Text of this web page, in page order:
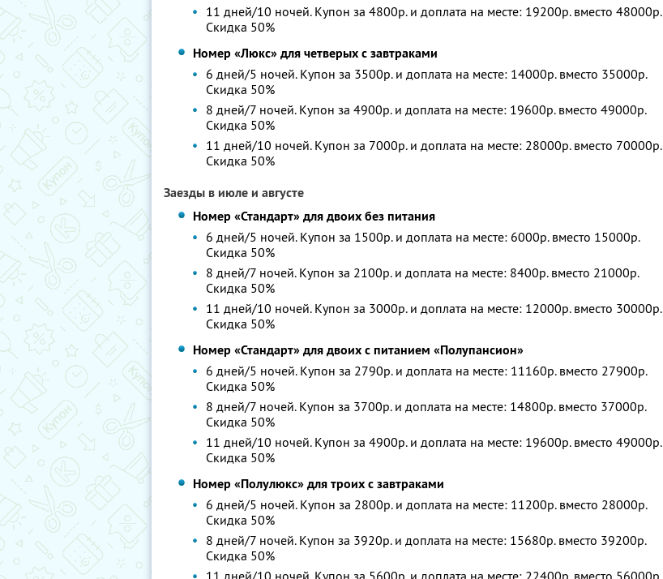
11 дней/10 ночей. Купон за 4800р. и доплата на месте: 19200р. вместо 48000р.
Скидка 50%
Номер «Люкс» для четверых с завтраками
6 дней/5 ночей. Купон за 3500р. и доплата на месте: 14000р. вместо 35000р.
Скидка 50%
8 дней/7 ночей. Купон за 4900р. и доплата на месте: 19600р. вместо 49000р.
Скидка 50%
11 дней/10 ночей. Купон за 7000р. и доплата на месте: 28000р. вместо 70000р.
Скидка 50%
Заезды в июле и августе
Номер «Стандарт» для двоих без питания
6 дней/5 ночей. Купон за 1500р. и доплата на месте: 6000р. вместо 15000р.
Скидка 50%
8 дней/7 ночей. Купон за 2100р. и доплата на месте: 8400р. вместо 21000р.
Скидка 50%
11 дней/10 ночей. Купон за 3000р. и доплата на месте: 12000р. вместо 30000р.
Скидка 50%
Номер «Стандарт» для двоих с питанием «Полупансион»
6 дней/5 ночей. Купон за 2790р. и доплата на месте: 11160р. вместо 27900р.
Скидка 50%
8 дней/7 ночей. Купон за 3700р. и доплата на месте: 14800р. вместо 37000р.
Скидка 50%
11 дней/10 ночей. Купон за 4900р. и доплата на месте: 19600р. вместо 49000р.
Скидка 50%
Номер «Полулюкс» для троих с завтраками
6 дней/5 ночей. Купон за 2800р. и доплата на месте: 11200р. вместо 28000р.
Скидка 50%
8 дней/7 ночей. Купон за 3920р. и доплата на месте: 15680р. вместо 39200р.
Скидка 50%
11 дней/10 ночей. Купон за 5600р. и доплата на месте: 22400р. вместо 56000р.